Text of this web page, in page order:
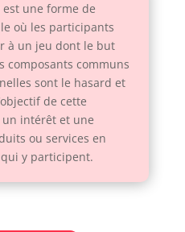
une forme de
où les participants
à un jeu dont le but
composants communs
sont le hasard et
de cette
intérêt et une
ou services en
y participent.